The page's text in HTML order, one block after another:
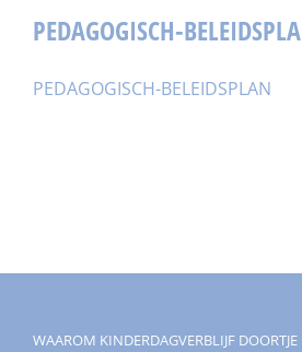
PEDAGOGISCH-
PEDAGOGISCH-BELEIDSPLAN
WAAROM KINDERDAGVERBLIJF DOORTJE